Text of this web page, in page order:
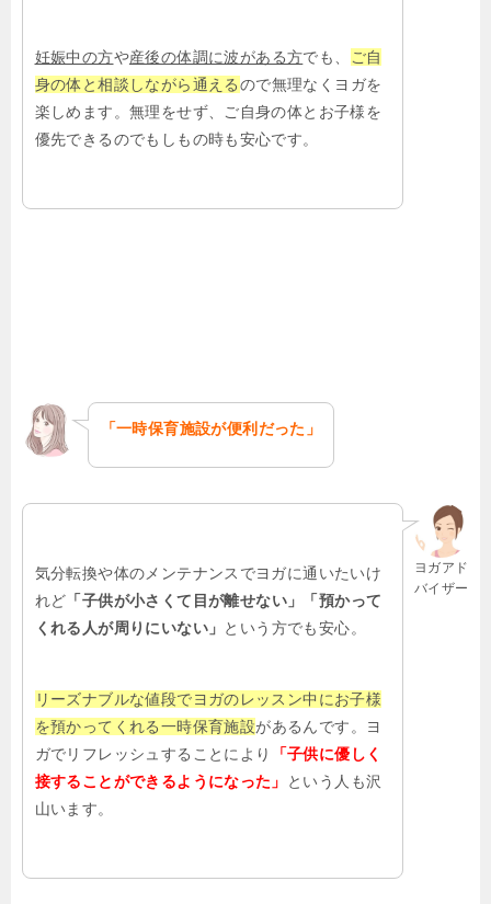
妊娠中の方や産後の体調に波がある方でも、
ご自
身の体と相談しながら通えるので無理なくヨガを
楽しめます。無理をせず、ご自身の体とお子様を
優先できるのでもしもの時も安心です。
「一時保育施設が便利だった」
ヨガアド
バイザー
気分転換や体のメンテナンスでヨガに通いたいけ
れど 「子供が小さくて目が離せない」「預かって
くれる人が周りにいない」 という方でも安心。
リーズナブルな値段でヨガのレッスン中にお子様
を預かってくれる一時保育施設があるんです。ヨ
ガでリフレッシュすることにより
「子供に優しく
接することができるようになった」
という人も沢
山います。